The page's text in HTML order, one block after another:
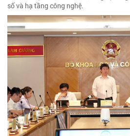
số và hạ tầng công nghệ.